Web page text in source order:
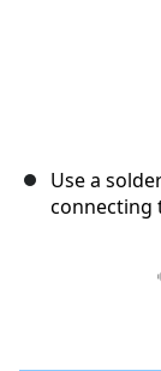
Use a
connecting